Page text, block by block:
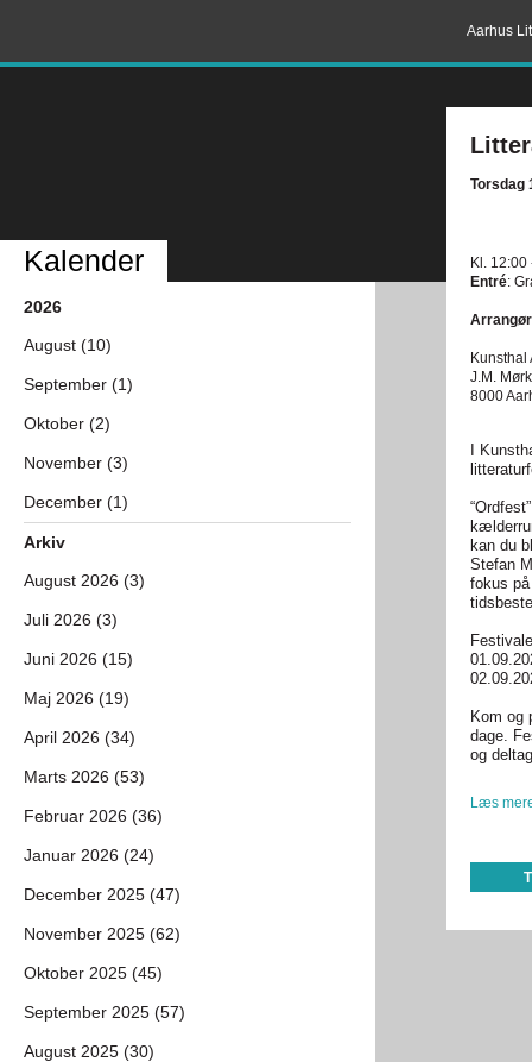
Aarhus
Torsdag
Kl. 12:00
Entré:
Kunsthal
J.M.
8000
I
kan du
Stefan
fokus på
Kom og
dage.
og
Læs
Kalender
2026
August (10)
September (1)
Oktober (2)
November (3)
December (1)
Arkiv
August 2026 (3)
Juli 2026 (3)
Juni 2026 (15)
Maj 2026 (19)
April 2026 (34)
Marts 2026 (53)
Februar 2026 (36)
Januar 2026 (24)
December 2025 (47)
November 2025 (62)
Oktober 2025 (45)
September 2025 (57)
August 2025 (30)